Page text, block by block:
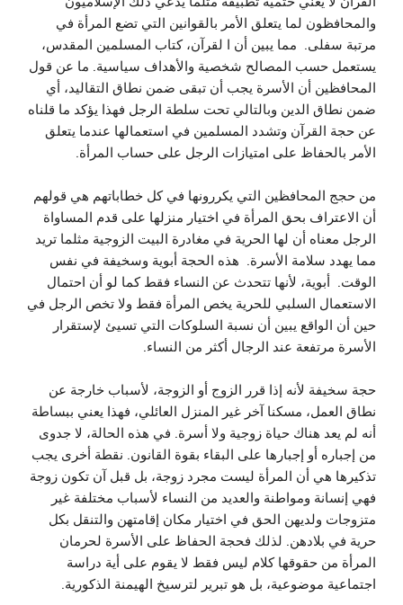
والمحافظون لما يتعلق الأمر بالقوانين التي تضع المرأة في
مرتبة سفلى. مما يبين أن ا لقرآن، كتاب المسلمين المقدس،
يستعمل حسب المصالح شخصية والأهداف سياسية. ما عن قول
المحافظين أن الأسرة يجب أن تبقى ضمن نطاق التقاليد، أي
ضمن نطاق الدين وبالتالي تحت سلطة الرجل فهذا يؤكد ما قلناه
عن حجة القرآن وتشدد المسلمين في استعمالها عندما يتعلق
الأمر بالحفاظ على امتيازات الرجل على حساب المرأة.
من حجج المحافظين التي يكررونها في كل خطاباتهم هي قولهم
أن الاعتراف بحق المرأة في اختيار منزلها على قدم المساواة
الرجل معناه أن لها الحرية في مغادرة البيت الزوجية مثلما تريد
مما يهدد سلامة الأسرة. هذه الحجة أبوية وسخيفة في نفس
الوقت. أبوية، لأنها تتحدث عن النساء فقط كما لو أن احتمال
الاستعمال السلبي للحرية يخص المرأة فقط ولا تخص الرجل في
حين أن الواقع يبين أن نسبة السلوكات التي تسيئ لإستقرار
الأسرة مرتفعة عند الرجال أكثر من النساء.
حجة سخيفة لأنه إذا قرر الزوج أو الزوجة، لأسباب خارجة عن
نطاق العمل، مسكنا آخر غير المنزل العائلي، فهذا يعني ببساطة
أنه لم يعد هناك حياة زوجية ولا أسرة. في هذه الحالة، لا جدوى
من إجباره أو إجبارها على البقاء بقوة القانون. نقطة أخرى يجب
تذكيرها هي أن المرأة ليست مجرد زوجة، بل قبل آن تكون زوجة
فهي إنسانة ومواطنة والعديد من النساء لأسباب مختلفة غير
متزوجات ولديهن الحق في اختيار مكان إقامتهن والتنقل بكل
حرية في بلادهن. لذلك فحجة الحفاظ على الأسرة لحرمان
المرأة من حقوقها كلام ليس فقط لا يقوم على أية دراسة
اجتماعية موضوعية، بل هو تبرير لترسيخ الهيمنة الذكورية.